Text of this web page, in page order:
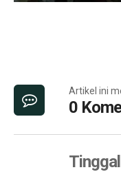
Artikel ini
0